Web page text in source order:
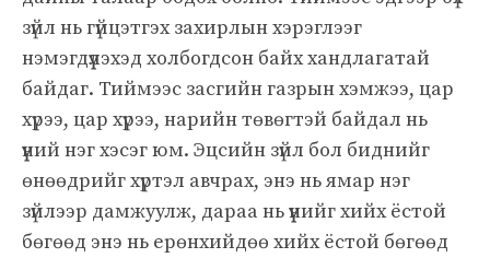
зүйл нь гүйцэтгэх захирлын хэрэглээг
нэмэгдүүлэхэд холбогдсон байх хандлагатай
байдаг. Тиймээс засгийн газрын хэмжээ, цар
хүрээ, цар хүрээ, нарийн төвөгтэй байдал нь
үүний нэг хэсэг юм. Эцсийн зүйл бол биднийг
өнөөдрийг хүртэл авчрах, энэ нь ямар нэг
зүйлээр дамжуулж, дараа нь үүнийг хийх ёстой
бөгөөд энэ нь ерөнхийдөө хийх ёстой бөгөөд